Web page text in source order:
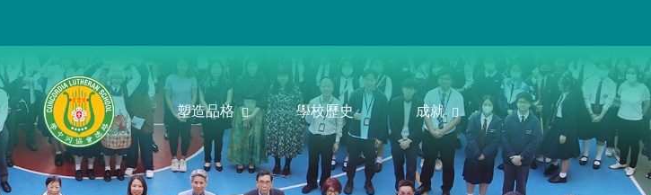
塑造品格 學校歷史 成就